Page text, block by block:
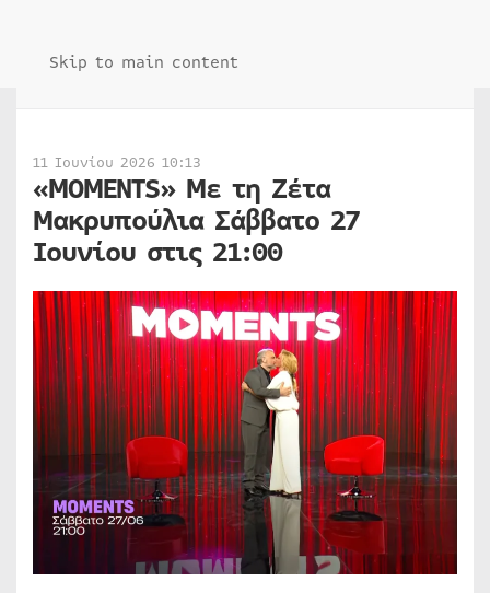
Skip to main content
11 Ιουνίου 2026 10:13
«MOMENTS» Με τη Ζέτα
Μακρυπούλια Σάββατο 27
Ιουνίου στις 21:00